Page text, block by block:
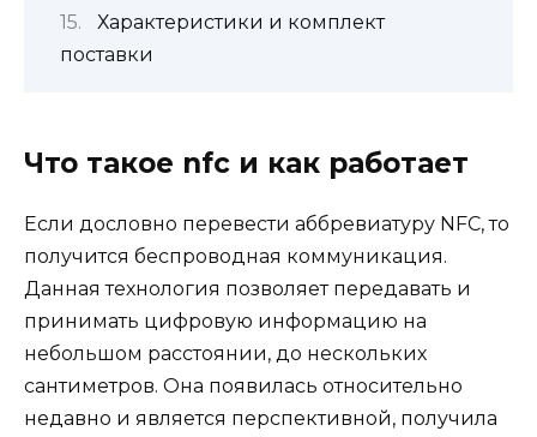
Характеристики и комплект
поставки
Что такое nfc и как работает
Если дословно перевести аббревиатуру NFC, то
получится беспроводная коммуникация.
Данная технология позволяет передавать и
принимать цифровую информацию на
небольшом расстоянии, до нескольких
сантиметров. Она появилась относительно
недавно и является перспективной, получила